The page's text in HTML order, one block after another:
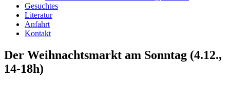
Gesuchtes
Literatur
Anfahrt
Kontakt
Der Weihnachtsmarkt am Sonntag (4.12.,
14-18h)